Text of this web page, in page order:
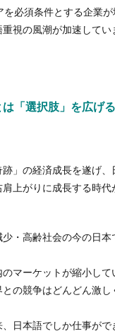
必須条件とする企業
視の風潮が加速してい
「選択肢」を広げ
」の経済成長を遂げ、
上がりに成長する時代
・高齢社会の今の日本
マーケットが縮小して
の競争はどんどん激し
日本語でしか仕事がで